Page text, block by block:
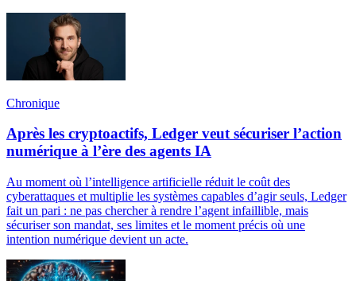
Chronique
Après les cryptoactifs, Ledger veut sécuriser l’action
numérique à l’ère des agents IA
Au moment où l’intelligence artificielle réduit le coût des
cyberattaques et multiplie les systèmes capables d’agir seuls, Ledger
fait un pari : ne pas chercher à rendre l’agent infaillible, mais
sécuriser son mandat, ses limites et le moment précis où une
intention numérique devient un acte.